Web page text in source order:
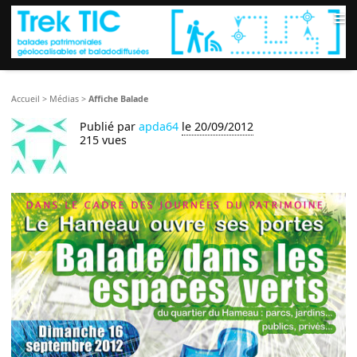
≡
Accueil > Médias >Affiche Balade
Publié parapda64 le 20/09/2012
215 vues